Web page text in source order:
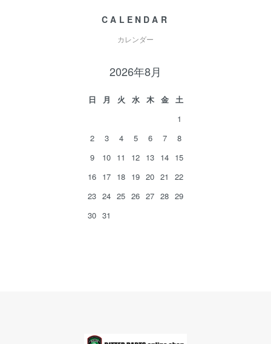
CALENDAR
カレンダー
2026年8月
日 月 火 水 木 金
土
1
2
3 4 5 6 7
8
9
10 11 12 13 14 15
16 17 18 19 20 21
22
23 24 25 26 27 28 29
30 31